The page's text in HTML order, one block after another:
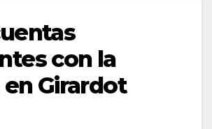
con la
Girardot